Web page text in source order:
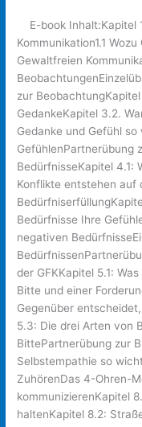
E-book Inhalt:Kapitel
Kommunikation1.1
Gewaltfreien
zur
GedankeKapitel 3.2.
Gedanke und Gefühl
GefühlenPartnerübung
BedürfnisseKapitel 4.1:
Konflikte entstehen auf
Bedürfnisse Ihre
negativen
der GFKKapitel 5.1:
Bitte und einer
Gegenüber
5.3: Die drei Arten von
BittePartnerübung zur
Selbstempathie so
ZuhörenDas 4-Ohren-
kommunizierenKapitel
haltenKapitel 8.2: